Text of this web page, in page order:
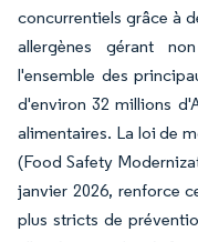
concurrentiels grâce à
allergènes gérant
l'ensemble des
d'environ 32 millions
alimentaires. La loi de
(Food Safety
janvier 2026, renforce
plus stricts de